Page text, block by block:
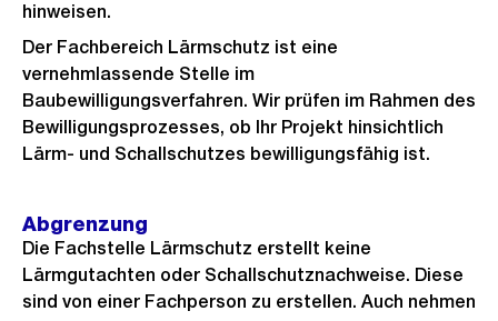
hinweisen.
Der Fachbereich Lärmschutz ist eine
vernehmlassende Stelle im
Baubewilligungsverfahren. Wir prüfen im Rahmen des
Bewilligungsprozesses, ob Ihr Projekt hinsichtlich
Lärm- und Schallschutzes bewilligungsfähig ist.
Abgrenzung
Die Fachstelle Lärmschutz erstellt keine
Lärmgutachten oder Schallschutznachweise. Diese
sind von einer Fachperson zu erstellen. Auch nehmen